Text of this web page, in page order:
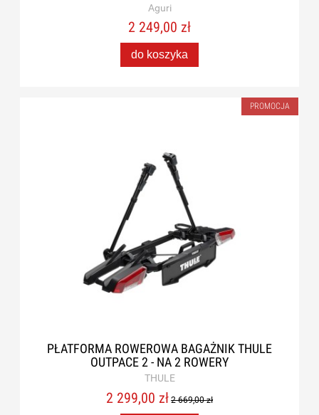
Aguri
2 249,00 zł
do koszyka
PŁATFORMA ROWEROWA BAGAŻNIK THULE
OUTPACE 2 - NA 2 ROWERY
THULE
2 299,00 zł 2 669,00 zł
PROMOCJA